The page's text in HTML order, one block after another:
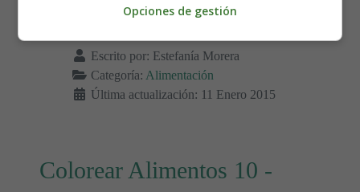
Escrito por: Estefanía Morera
Categoría: Alimentación
Última actualización: 11 Enero 2015
Colorear Alimentos 10 -
Opciones de gestión